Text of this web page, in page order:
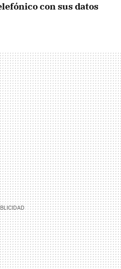
con sus datos